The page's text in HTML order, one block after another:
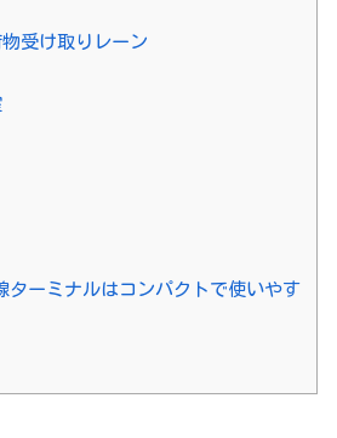
受け取りレーン
ターミナルはコンパクトで使いやす